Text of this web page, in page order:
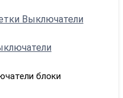
Выключатели
блоки